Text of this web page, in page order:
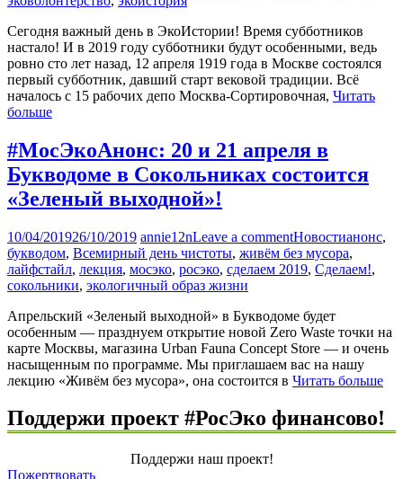
Сегодня важный день в ЭкоИстории! Время субботников
настало! И в 2019 году субботники будут особенными, ведь
ровно сто лет назад, 12 апреля 1919 года в Москве состоялся
первый субботник, давший старт вековой традиции. Всё
началось с 15 рабочих депо Москва-Сортировочная, Читать
больше
#МосЭкоАнонс: 20 и 21 апреля в
Букводоме в Сокольниках состоится
«Зеленый выходной»!
10/04/201926/10/2019 annie12nLeave a commentНовостианонс,
букводом, Всемирный день чистоты, живём без мусора,
лайфстайл, лекция, мосэко, росэко, сделаем 2019, Сделаем!,
сокольники, экологичный образ жизни
Апрельский «Зеленый выходной» в Букводоме будет
особенным — празднуем открытие новой Zero Waste точки на
карте Москвы, магазина Urban Fauna Concept Store — и очень
насыщенным по программе. Мы приглашаем вас на нашу
лекцию «Живём без мусора», она состоится в Читать больше
Поддержи проект #РосЭко финансово!
Поддержи наш проект!
Пожертвовать